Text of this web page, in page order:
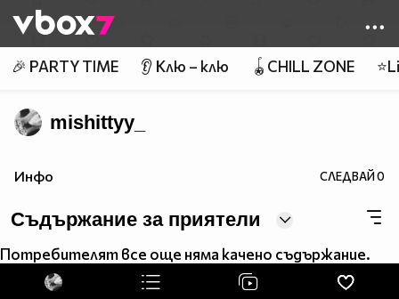
👾
🎉 PARTY TIME 👂 Клю – клю 🪀CHILL ZONE
mishittyy_
Инфо СЛЕДВАЙ0
Съдържание за приятели
Потребителят все още няма качено съдържание.